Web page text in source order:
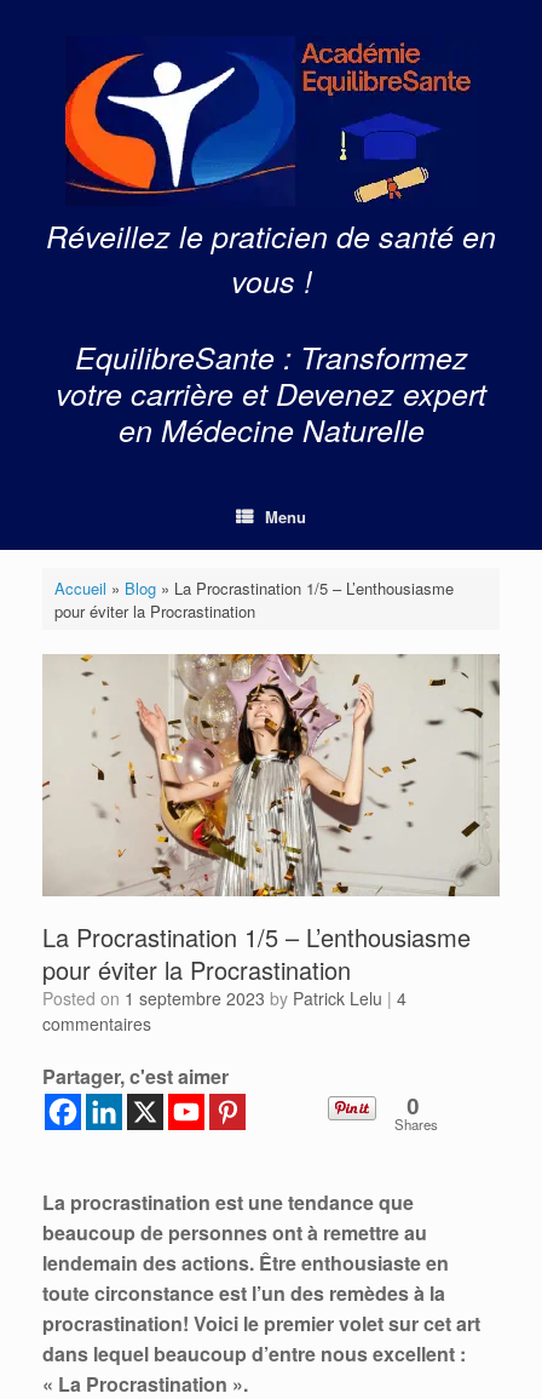
Réveillez le praticien de santé en
vous !
EquilibreSante : Transformez
votre carrière et Devenez expert
en Médecine Naturelle
Menu
Accueil » Blog» La Procrastination 1/5 – L’enthousiasme
pour éviter la Procrastination
La Procrastination 1/5 – L’enthousiasme
pour éviter la Procrastination
Posted on 1 septembre 2023 by Patrick Lelu | 4
commentaires
Partager, c'est aimer
0
Shares
La procrastination est une tendance que
beaucoup de personnes ont à remettre au
lendemain des actions. Être enthousiaste en
toute circonstance est l’un des remèdes à la
procrastination! Voici le premier volet sur cet art
dans lequel beaucoup d’entre nous excellent :
« La Procrastination ».